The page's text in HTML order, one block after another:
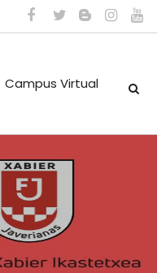
Campus Virtual